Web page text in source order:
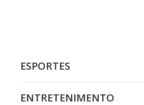
ESPORTES
ENTRETENIMENTO